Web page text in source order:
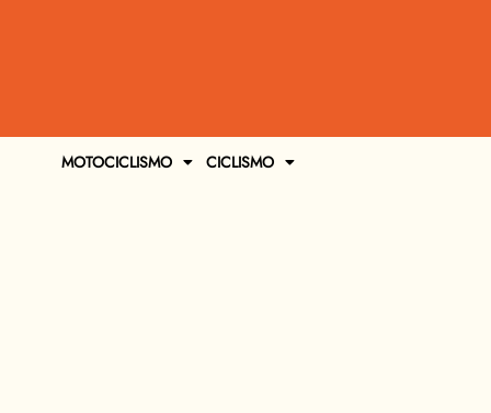
MOTOCICLISMO CICLISMO